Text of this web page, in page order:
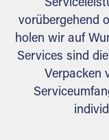
vorübergehend
holen wir auf
Services sind
Verpacken